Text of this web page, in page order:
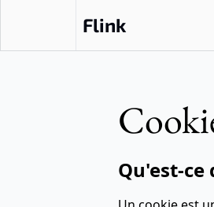
Flink
Qu'est-ce